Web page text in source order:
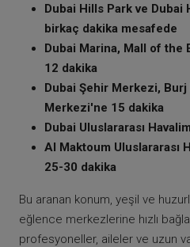
Dubai Hills Park ve
birkaç dakika mesafede
Dubai Marina, Mall of the
12 dakika
Dubai Şehir Merkezi, Burj
Merkezi'ne 15 dakika
Dubai Uluslararası
Al Maktoum Uluslararası
25-30 dakika
Bu aranan konum, yeşil ve
eğlence merkezlerine hızlı
profesyoneller, aileler ve uzun